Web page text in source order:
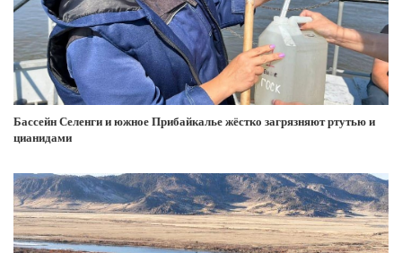
Бассейн Селенги и южное Прибайкалье жёстко загрязняют ртутью и
цианидами